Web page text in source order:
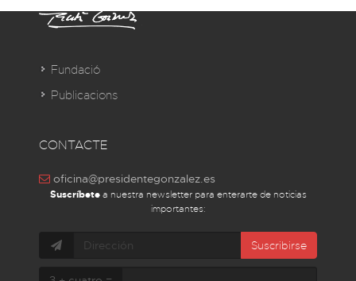
Fundació
Publicacions
CONTACTE
oficina@presidentegonzalez.es
Suscríbetea nuestra newsletter para enterarte de noticias
importantes:
Suscribirse